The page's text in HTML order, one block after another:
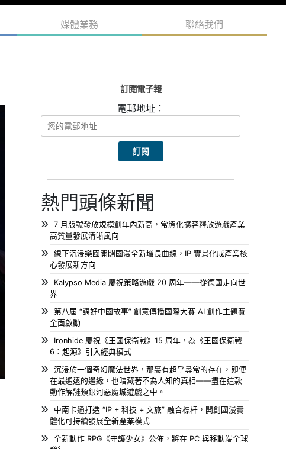
媒體業務 聯絡我們
訂閱電子報
電郵地址：
熱門頭條新聞
7 月版號發放規模創年內新高，常態化擴容釋放遊戲產業
高質量發展清晰風向
線下沉浸樂園開闢國漫全新增長曲線，IP 實景化成產業核
心發展新方向
Kalypso Media 慶祝策略遊戲 20 周年——從德國走向世
界
第八屆 “講好中國故事” 創意傳播國際大賽 AI 創作主題賽
全面啟動
Ironhide 慶祝《王國保衛戰》15 周年，為《王國保衛戰
6：起源》引入經典模式
沉浸於一個奇幻魔法世界，那裏有超乎尋常的存在，即便
在最遙遠的邊緣，也暗藏著不為人知的真相——盡在這款
動作解謎類銀河惡魔城遊戲之中。
中南卡通打造 “IP + 科技 + 文旅” 融合標杆，開創國漫實
體化可持續發展全新產業模式
全新動作 RPG《守護少女》公佈，將在 PC 與移動端全球